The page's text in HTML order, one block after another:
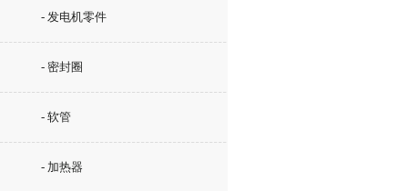
- 发电机零件
- 密封圈
- 软管
- 加热器